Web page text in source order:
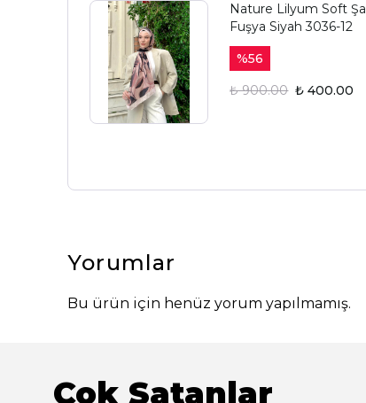
Nature Lilyum Soft Şal
Fuşya Siyah 3036-12
%56
₺ 900.00 ₺ 400.00
Yorumlar
Bu ürün için henüz yorum yapılmamış.
Çok Satanlar